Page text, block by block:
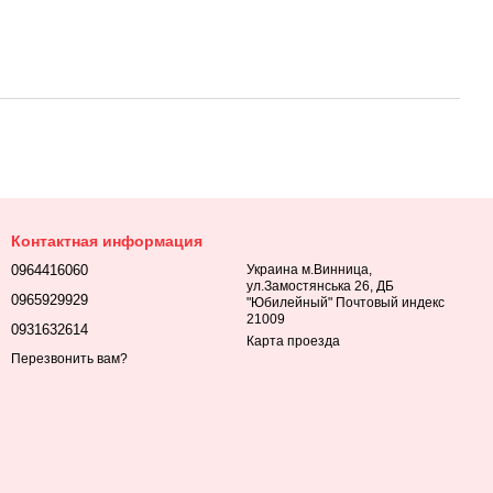
Контактная информация
0964416060
0965929929
0931632614
Перезвонить вам?
Украина м.Винница,
ул.Замостянська 26, ДБ
"Юбилейный" Почтовый индекс
21009
Карта проезда